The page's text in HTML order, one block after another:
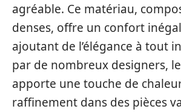
agréable. Ce matériau,
denses, offre un confort
ajoutant de l’élégance à tout
par de nombreux designers,
apporte une touche de
raffinement dans des pièces